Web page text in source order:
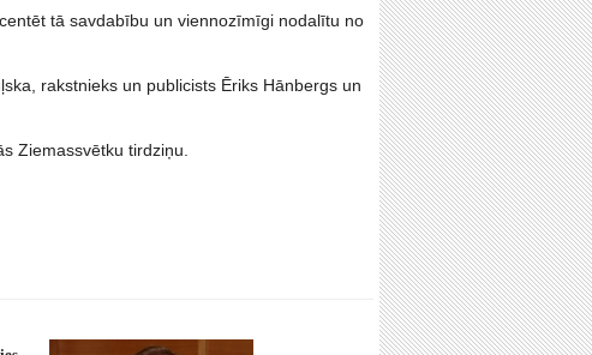
tā savdabību un viennozīmīgi nodalītu no
rakstnieks un publicists Ēriks Hānbergs un
Ziemassvētku tirdziņu.